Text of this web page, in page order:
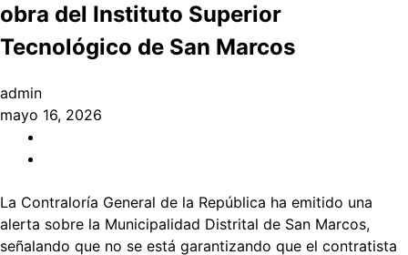
obra del Instituto Superior
Tecnológico de San Marcos
admin
mayo 16, 2026
La Contraloría General de la República ha emitido una
alerta sobre la Municipalidad Distrital de San Marcos,
señalando que no se está garantizando que el contratista